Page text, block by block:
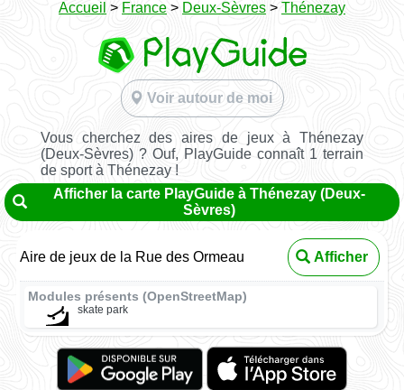
Accueil > France > Deux-Sèvres > Thénezay
Voir autour de moi
Vous cherchez des aires de jeux à Thénezay
(Deux-Sèvres) ? Ouf, PlayGuide connaît 1 terrain
de sport à Thénezay !
Afficher la carte PlayGuide à Thénezay (Deux-
Sèvres)
Aire de jeux de la Rue des Ormeau Afficher
Modules présents (OpenStreetMap)
skate park